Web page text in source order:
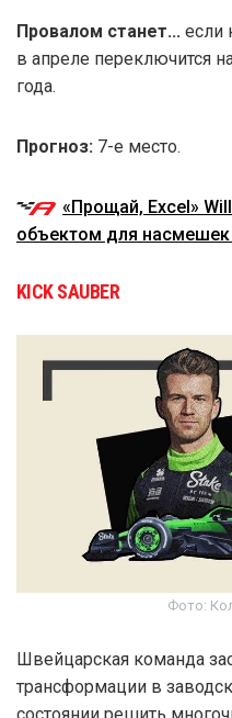
Провалом станет... если
в апреле переключится
года.
Прогноз: 7-е место.
«Прощай, Excel»
объектом для
KICK SAUBER
Фото:
Швейцарская команда
трансформации в
состоянии решить